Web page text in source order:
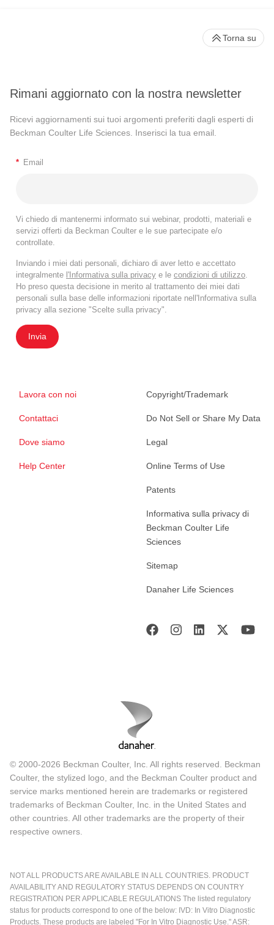
Rimani aggiornato con la nostra newsletter
Ricevi aggiornamenti sui tuoi argomenti preferiti dagli esperti di
Beckman Coulter Life Sciences. Inserisci la tua email.
* Email
Vi chiedo di mantenermi informato sui webinar, prodotti, materiali e
servizi offerti da Beckman Coulter e le sue partecipate e/o
controllate.
Inviando i miei dati personali, dichiaro di aver letto e accettato
integralmente l'Informativa sulla privacy e le condizioni di utilizzo.
Ho preso questa decisione in merito al trattamento dei miei dati
personali sulla base delle informazioni riportate nell'Informativa sulla
privacy alla sezione "Scelte sulla privacy".
Invia
Lavora con noi
Contattaci
Dove siamo
Help Center
Copyright/Trademark
Do Not Sell or Share My Data
Legal
Online Terms of Use
Patents
Informativa sulla privacy di
Beckman Coulter Life
Sciences
Sitemap
Danaher Life Sciences
Torna su
© 2000-2026 Beckman Coulter, Inc. All rights reserved. Beckman
Coulter, the stylized logo, and the Beckman Coulter product and
service marks mentioned herein are trademarks or registered
trademarks of Beckman Coulter, Inc. in the United States and
other countries. All other trademarks are the property of their
respective owners.
NOT ALL PRODUCTS ARE AVAILABLE IN ALL COUNTRIES. PRODUCT
AVAILABILITY AND REGULATORY STATUS DEPENDS ON COUNTRY
REGISTRATION PER APPLICABLE REGULATIONS The listed regulatory
status for products correspond to one of the below: IVD: In Vitro Diagnostic
Products. These products are labeled "For In Vitro Diagnostic Use." ASR: